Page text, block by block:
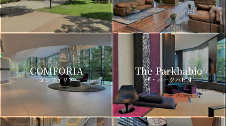
COMFORIA
コンフォリア
The Parkhabio
ザ・パークハビオ